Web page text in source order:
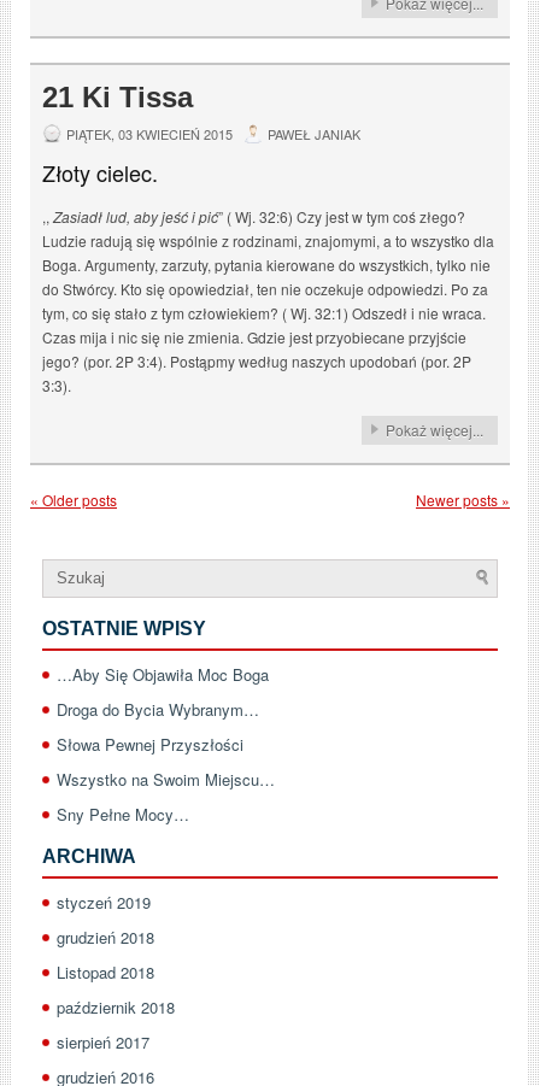
21 Ki Tissa
PIĄTEK, 03 KWIECIEŃ 2015 PAWEŁ JANIAK
Złoty cielec.
,, Zasiadł lud, aby jeść i pić” ( Wj. 32:6) Czy jest w tym coś złego?
Ludzie radują się wspólnie z rodzinami, znajomymi, a to wszystko dla
Boga. Argumenty, zarzuty, pytania kierowane do wszystkich, tylko nie
do Stwórcy. Kto się opowiedział, ten nie oczekuje odpowiedzi. Po za
tym, co się stało z tym człowiekiem? ( Wj. 32:1) Odszedł i nie wraca.
Czas mija i nic się nie zmienia. Gdzie jest przyobiecane przyjście
jego? (por. 2P 3:4). Postąpmy według naszych upodobań (por. 2P
3:3).
Pokaż więcej...
« Older posts Newer posts »
OSTATNIE WPISY
…Aby Się Objawiła Moc Boga
Droga do Bycia Wybranym…
Słowa Pewnej Przyszłości
Wszystko na Swoim Miejscu…
Sny Pełne Mocy…
ARCHIWA
styczeń 2019
grudzień 2018
Listopad 2018
październik 2018
sierpień 2017
grudzień 2016